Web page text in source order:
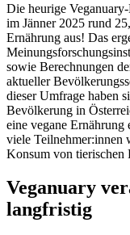
Die heurige
im Jänner 2025 rund
Ernährung aus! Das
sowie Berechnungen
aktueller
dieser Umfrage haben
Bevölkerung in
eine vegane Ernährung
viele Teilnehmer:innen
Konsum von tierischen
Veganuary
langfristig